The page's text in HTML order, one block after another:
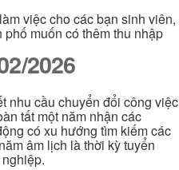
việc cho các bạn sinh viên,
muốn có thêm thu nhập
2026
nhu cầu chuyển đổi công việc
tất một năm nhận các
có xu hướng tìm kiếm các
âm lịch là thời kỳ tuyển